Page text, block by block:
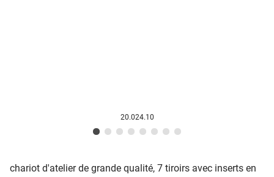
20.024.10
chariot d'atelier de grande qualité, 7 tiroirs avec inserts en